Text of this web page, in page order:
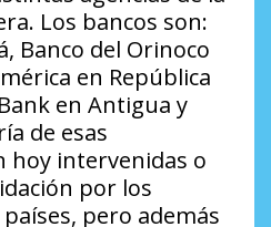
Los bancos son:
Banco del Orinoco
en República
en Antigua y
de esas
hoy intervenidas o
por los
pero además